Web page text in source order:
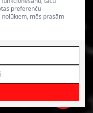
preferenču
mēs prasām